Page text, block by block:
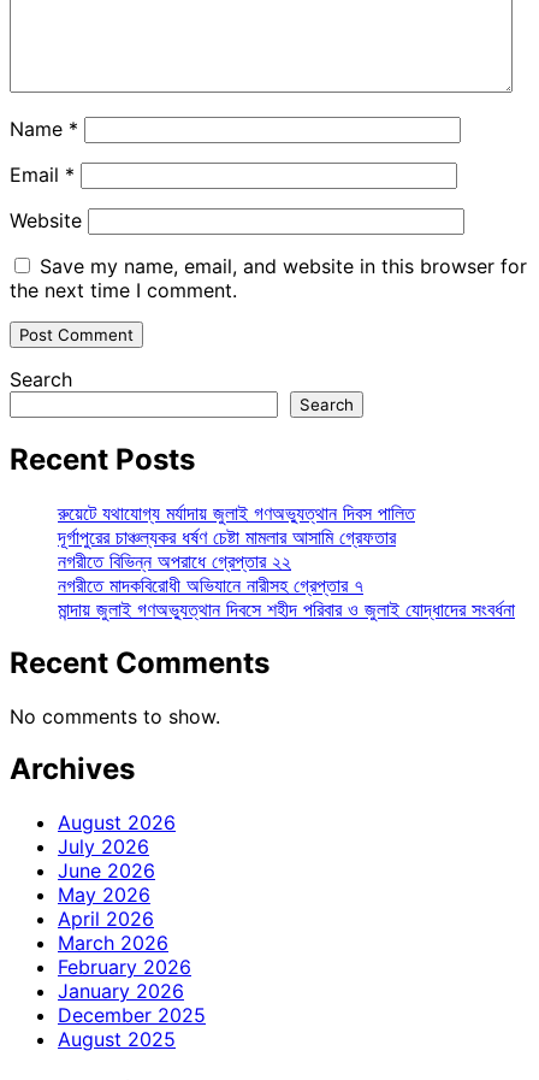
Name *
Email *
Website
Save my name, email, and website in this browser for
the next time I comment.
Search
Search
Recent Posts
রুয়েটে যথাযোগ্য মর্যাদায় জুলাই গণঅভ্যুত্থান দিবস পালিত
দূর্গাপুরের চাঞ্চল্যকর ধর্ষণ চেষ্টা মামলার আসামি গ্রেফতার
নগরীতে বিভিন্ন অপরাধে গ্রেপ্তার ২২
নগরীতে মাদকবিরোধী অভিযানে নারীসহ গ্রেপ্তার ৭
মান্দায় জুলাই গণঅভ্যুত্থান দিবসে শহীদ পরিবার ও জুলাই যোদ্ধাদের সংবর্ধনা
Recent Comments
No comments to show.
Archives
August 2026
July 2026
June 2026
May 2026
April 2026
March 2026
February 2026
January 2026
December 2025
August 2025